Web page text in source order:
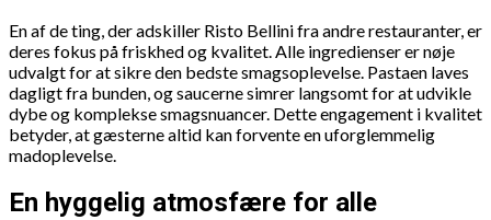
En af de ting, der adskiller Risto Bellini fra andre restauranter, er
deres fokus på friskhed og kvalitet. Alle ingredienser er nøje
udvalgt for at sikre den bedste smagsoplevelse. Pastaen laves
dagligt fra bunden, og saucerne simrer langsomt for at udvikle
dybe og komplekse smagsnuancer. Dette engagement i kvalitet
betyder, at gæsterne altid kan forvente en uforglemmelig
madoplevelse.
En hyggelig atmosfære for alle